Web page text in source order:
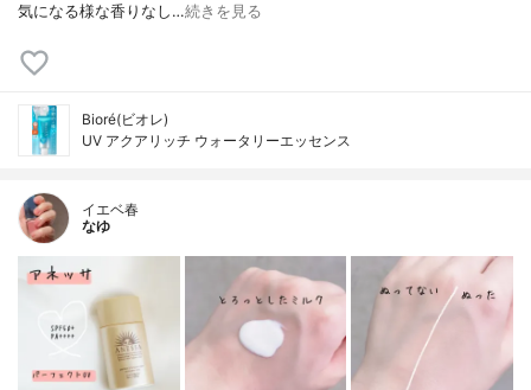
気になる様な香りなし…続きを見る
Bioré(ビオレ)
UV アクアリッチ ウォータリーエッセンス
イエベ春
なゆ